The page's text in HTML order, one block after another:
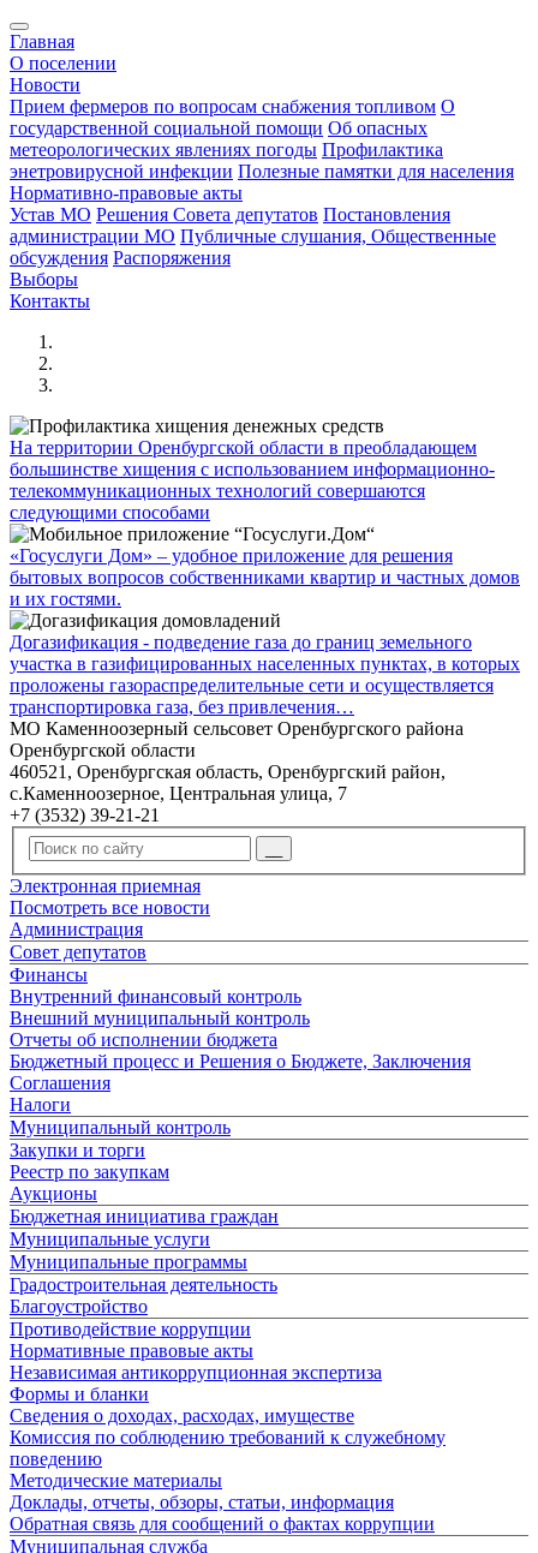
Главная
О поселении
Новости
Прием фермеров по вопросам снабжения топливом О
государственной социальной помощи Об опасных
метеорологических явлениях погоды Профилактика
энетровирусной инфекции Полезные памятки для населения
Нормативно-правовые акты
Устав МО Решения Совета депутатов Постановления
администрации МО Публичные слушания, Общественные
обсуждения Распоряжения
Выборы
Контакты
На территории Оренбургской области в преобладающем
большинстве хищения с использованием информационно-
телекоммуникационных технологий совершаются
следующими способами
«Госуслуги Дом» – удобное приложение для решения
бытовых вопросов собственниками квартир и частных домов
и их гостями.
Догазификация - подведение газа до границ земельного
участка в газифицированных населенных пунктах, в которых
проложены газораспределительные сети и осуществляется
транспортировка газа, без привлечения…
МО Каменноозерный сельсовет Оренбургского района
Оренбургской области
460521, Оренбургская область, Оренбургский район,
с.Каменноозерное, Центральная улица, 7
+7 (3532) 39-21-21
Электронная приемная
Посмотреть все новости
Администрация
Совет депутатов
Финансы
Внутренний финансовый контроль
Внешний муниципальный контроль
Отчеты об исполнении бюджета
Бюджетный процесс и Решения о Бюджете, Заключения
Соглашения
Налоги
Муниципальный контроль
Закупки и торги
Реестр по закупкам
Аукционы
Бюджетная инициатива граждан
Муниципальные услуги
Муниципальные программы
Градостроительная деятельность
Благоустройство
Противодействие коррупции
Нормативные правовые акты
Независимая антикоррупционная экспертиза
Формы и бланки
Сведения о доходах, расходах, имуществе
Комиссия по соблюдению требований к служебному
поведению
Методические материалы
Доклады, отчеты, обзоры, статьи, информация
Обратная связь для сообщений о фактах коррупции
Муниципальная служба